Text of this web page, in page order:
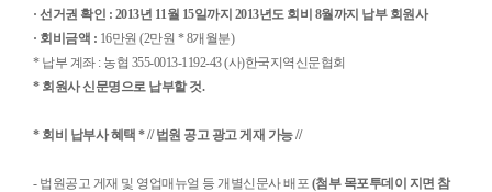
· 선거권 확인 : 2013년 11월 15일까지 2013년도 회비 8월까지 납부 회원사
· 회비금액 : 16만원 (2만원 * 8개월분)
* 납부 계좌 : 농협 355-0013-1192-43 (사)한국지역신문협회
* 회원사 신문명으로 납부할 것.
* 회비 납부사 혜택 * // 법원 공고 광고 게재 가능 //
- 법원공고 게재 및 영업매뉴얼 등 개별신문사 배포 (첨부 목포투데이 지면 참